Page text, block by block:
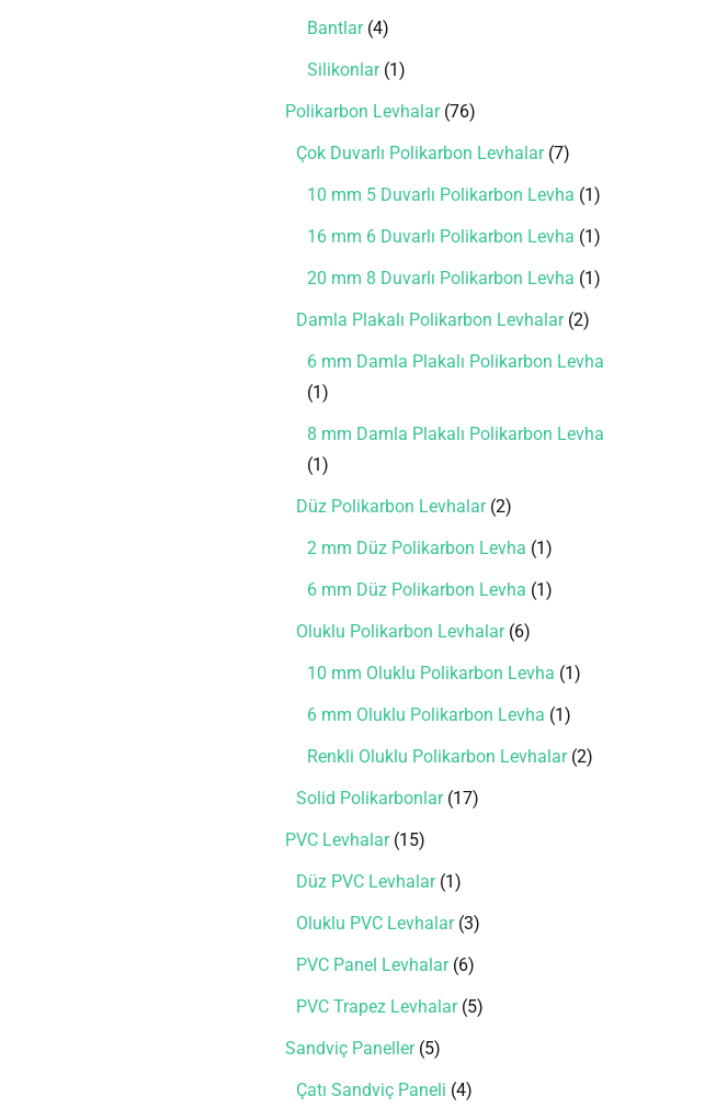
Bantlar 4
Silikonlar 1
Polikarbon Levhalar 76
Çok Duvarlı Polikarbon Levhalar 7
10 mm 5 Duvarlı Polikarbon Levha 1
16 mm 6 Duvarlı Polikarbon Levha 1
20 mm 8 Duvarlı Polikarbon Levha 1
Damla Plakalı Polikarbon Levhalar 2
6 mm Damla Plakalı Polikarbon Levha
1
8 mm Damla Plakalı Polikarbon Levha
1
Düz Polikarbon Levhalar 2
2 mm Düz Polikarbon Levha 1
6 mm Düz Polikarbon Levha 1
Oluklu Polikarbon Levhalar 6
10 mm Oluklu Polikarbon Levha 1
6 mm Oluklu Polikarbon Levha 1
Renkli Oluklu Polikarbon Levhalar 2
Solid Polikarbonlar 17
PVC Levhalar 15
Düz PVC Levhalar 1
Oluklu PVC Levhalar 3
PVC Panel Levhalar 6
PVC Trapez Levhalar 5
Sandviç Paneller 5
Çatı Sandviç Paneli 4